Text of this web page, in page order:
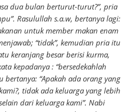
dua bulan berturut-turut?”, pria
Rasulullah s.a.w, bertanya lagi:
untuk member makan enam
“tidak”, kemudian pria itu
keranjang besar berisi kurma,
kepadanya : “bersedekahlah
bertanya: “Apakah ada orang yang
tidak ada keluarga yang lebih
dari keluarga kami”. Nabi